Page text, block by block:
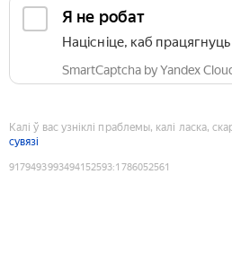
Я не робат
Націсніце, каб працягнуць
SmartCaptcha by Yandex
Калі ў вас узніклі праблемы, калі ласка,
сувязі
9179493993494152593:1786052561